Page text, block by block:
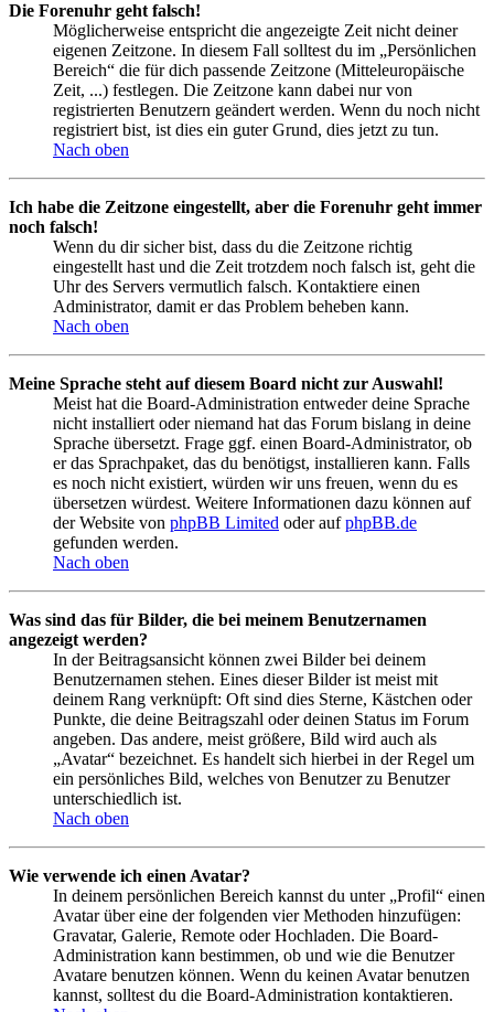
Die Forenuhr geht falsch!
Möglicherweise entspricht die angezeigte Zeit nicht deiner
eigenen Zeitzone. In diesem Fall solltest du im „Persönlichen
Bereich“ die für dich passende Zeitzone (Mitteleuropäische
Zeit, ...) festlegen. Die Zeitzone kann dabei nur von
registrierten Benutzern geändert werden. Wenn du noch nicht
registriert bist, ist dies ein guter Grund, dies jetzt zu tun.
Nach oben
Ich habe die Zeitzone eingestellt, aber die Forenuhr geht immer
noch falsch!
Wenn du dir sicher bist, dass du die Zeitzone richtig
eingestellt hast und die Zeit trotzdem noch falsch ist, geht die
Uhr des Servers vermutlich falsch. Kontaktiere einen
Administrator, damit er das Problem beheben kann.
Nach oben
Meine Sprache steht auf diesem Board nicht zur Auswahl!
Meist hat die Board-Administration entweder deine Sprache
nicht installiert oder niemand hat das Forum bislang in deine
Sprache übersetzt. Frage ggf. einen Board-Administrator, ob
er das Sprachpaket, das du benötigst, installieren kann. Falls
es noch nicht existiert, würden wir uns freuen, wenn du es
übersetzen würdest. Weitere Informationen dazu können auf
der Website von phpBB Limited oder aufphpBB.de
gefunden werden.
Nach oben
Was sind das für Bilder, die bei meinem Benutzernamen
angezeigt werden?
In der Beitragsansicht können zwei Bilder bei deinem
Benutzernamen stehen. Eines dieser Bilder ist meist mit
deinem Rang verknüpft: Oft sind dies Sterne, Kästchen oder
Punkte, die deine Beitragszahl oder deinen Status im Forum
angeben. Das andere, meist größere, Bild wird auch als
„Avatar“ bezeichnet. Es handelt sich hierbei in der Regel um
ein persönliches Bild, welches von Benutzer zu Benutzer
unterschiedlich ist.
Nach oben
Wie verwende ich einen Avatar?
In deinem persönlichen Bereich kannst du unter „Profil“ einen
Avatar über eine der folgenden vier Methoden hinzufügen:
Gravatar, Galerie, Remote oder Hochladen. Die Board-
Administration kann bestimmen, ob und wie die Benutzer
Avatare benutzen können. Wenn du keinen Avatar benutzen
kannst, solltest du die Board-Administration kontaktieren.